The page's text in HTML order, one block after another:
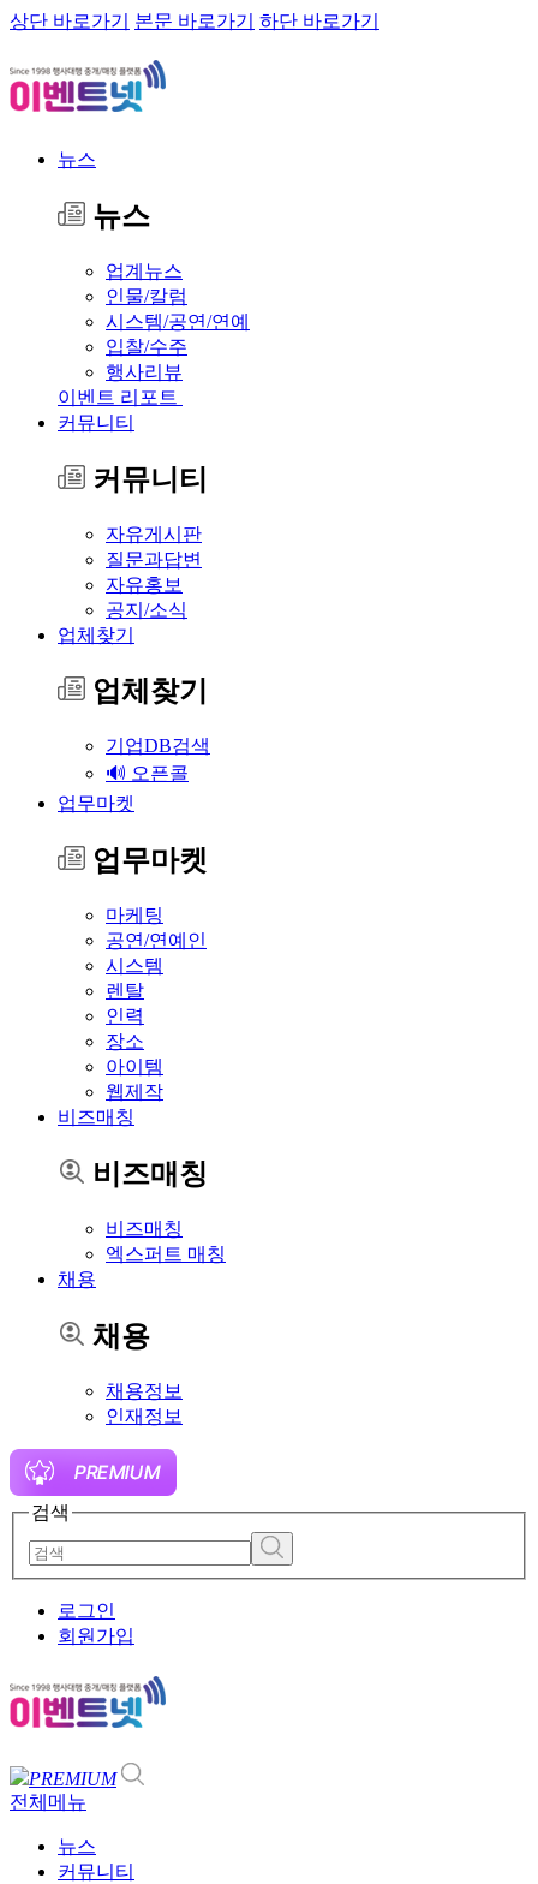
상단 바로가기 본문 바로가기 하단 바로가기
뉴스
뉴스
업계뉴스
인물/칼럼
시스템/공연/연예
입찰/수주
행사리뷰
이벤트 리포트
커뮤니티
커뮤니티
자유게시판
질문과답변
자유홍보
공지/소식
업체찾기
업체찾기
기업DB검색
🔊 오픈콜
업무마켓
업무마켓
마케팅
공연/연예인
시스템
렌탈
인력
장소
아이템
웹제작
비즈매칭
비즈매칭
비즈매칭
엑스퍼트 매칭
채용
채용
채용정보
인재정보
검색
로그인
회원가입
PREMIUM
전체메뉴
뉴스
커뮤니티